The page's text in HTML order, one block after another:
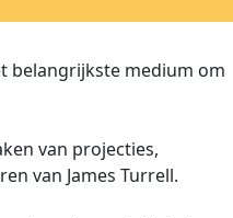
belangrijkste medium om
van projecties,
van James Turrell.